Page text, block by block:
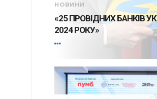
НОВИНИ
«25 ПРОВІДНИХ БАНКІВ
2024 РОКУ»